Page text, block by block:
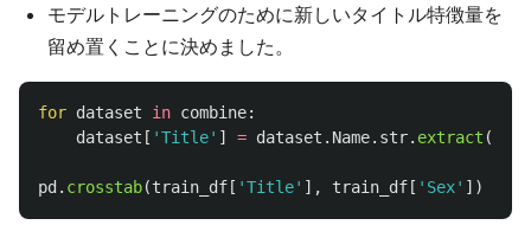
モデルトレーニングのために新しいタイトル特徴量を
留め置くことに決めました。
for dataset in combine:
dataset [ 'Title' ] = dataset . Name. str. extract (
pd. crosstab(train_df[ 'Title' ], train_df[ ' Sex' ])